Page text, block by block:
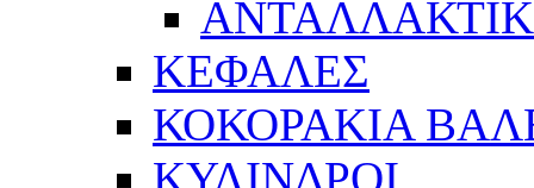
ΚΕΦΑΛΕΣ
ΚΟΚΟΡΑΚΙΑ